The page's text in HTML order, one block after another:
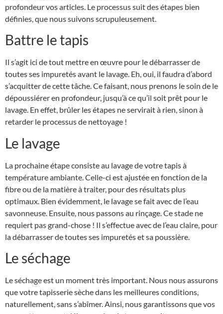
profondeur vos articles. Le processus suit des étapes bien
définies, que nous suivons scrupuleusement.
Battre le tapis
Il s’agit ici de tout mettre en œuvre pour le débarrasser de
toutes ses impuretés avant le lavage. Eh, oui, il faudra d’abord
s’acquitter de cette tâche. Ce faisant, nous prenons le soin de le
dépoussiérer en profondeur, jusqu’à ce qu’il soit prêt pour le
lavage. En effet, brûler les étapes ne servirait à rien, sinon à
retarder le processus de nettoyage !
Le lavage
La prochaine étape consiste au lavage de votre tapis à
température ambiante. Celle-ci est ajustée en fonction de la
fibre ou de la matière à traiter, pour des résultats plus
optimaux. Bien évidemment, le lavage se fait avec de l’eau
savonneuse. Ensuite, nous passons au rinçage. Ce stade ne
requiert pas grand-chose ! Il s’effectue avec de l’eau claire, pour
la débarrasser de toutes ses impuretés et sa poussière.
Le séchage
Le séchage est un moment très important. Nous nous assurons
que votre tapisserie sèche dans les meilleures conditions,
naturellement, sans s’abîmer. Ainsi, nous garantissons que vos